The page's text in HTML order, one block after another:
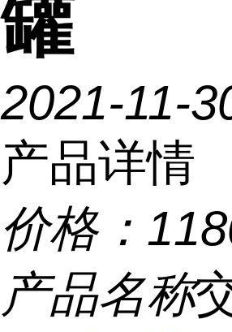
罐
2021-11-
产品详情
价格：
产品名称